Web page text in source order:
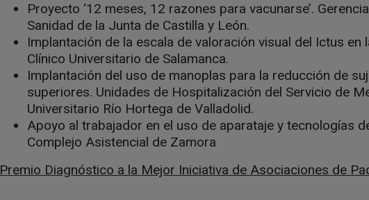
Proyecto ‘12 meses, 12 razones para vacunarse’.
Sanidad de la Junta de Castilla y León.
Implantación de la escala de valoración visual del Ictus en
Clínico Universitario de Salamanca.
Implantación del uso de manoplas para la reducción de
superiores. Unidades de Hospitalización del Servicio de
Universitario Río Hortega de Valladolid.
Apoyo al trabajador en el uso de aparataje y tecnologías
Complejo Asistencial de Zamora
Premio Diagnóstico a la Mejor Iniciativa de Asociaciones de